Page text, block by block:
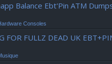
Balance Ebt'Pin ATM
Consoles
FOR FULLZ DEAD UK